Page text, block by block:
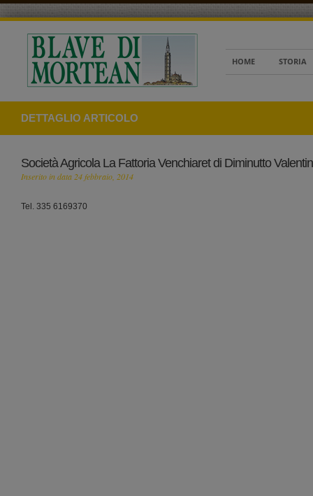
HOME STORIA
DETTAGLIO ARTICOLO
Società Agricola La Fattoria Venchiaret di Diminutto
Inserito in data 24 febbraio, 2014
Tel. 335 6169370